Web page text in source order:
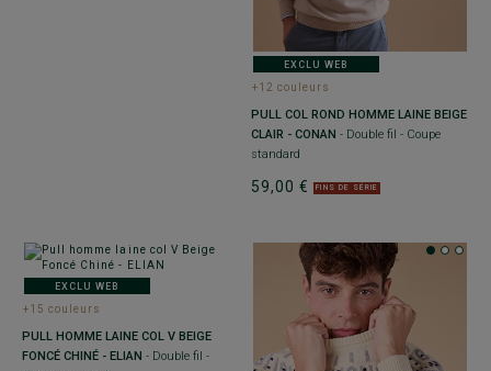
EXCLU WEB
+12 couleurs
PULL COL ROND HOMME LAINE BEIGE
CLAIR - CONAN - Double fil - Coupe
standard
59,00 € FINS DE SÉRIE
EXCLU WEB
+15 couleurs
PULL HOMME LAINE COL V BEIGE
FONCÉ CHINÉ - ELIAN - Double fil -